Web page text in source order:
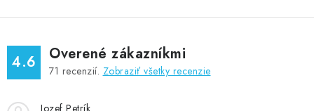
4.6 Overené zákazníkmi
71 recenzií. Zobraziť všetky recenzie
Jozef Petrík